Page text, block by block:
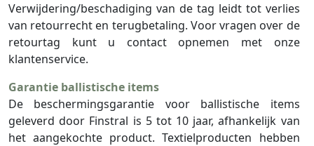
Verwijdering/beschadiging van de tag leidt tot verlies
van retourrecht en terugbetaling. Voor vragen over de
retourtag kunt u contact opnemen met onze
klantenservice.
Garantie ballistische items
De beschermingsgarantie voor ballistische items
geleverd door Finstral is 5 tot 10 jaar, afhankelijk van
het aangekochte product. Textielproducten hebben